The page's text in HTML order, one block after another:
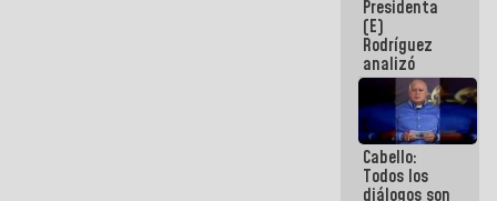
encuentro
presencial
para el
diálogo
Presidenta
(E)
Rodríguez
analizó
junto a
gobernadores
planes de
recuperación
del Sistema
Eléctrico
Cabello:
Todos los
diálogos son